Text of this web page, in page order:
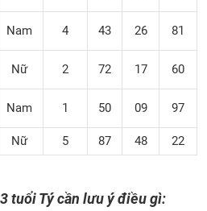
Nam 4 43 26 81
Nữ 2 72 17 60
Nam 1 50 09 97
Nữ 5 87 48 22
tuổi Tý cần lưu ý điều gì: